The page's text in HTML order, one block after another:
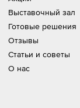
Выставочный зал
Готовые решения
Отзывы
Статьи и советы
О нас